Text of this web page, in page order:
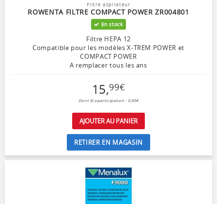
Filtre aspirateur
ROWENTA FILTRE COMPACT POWER ZR004801
En stock
Filtre HEPA 12
Compatible pour les modèles X-TREM POWER et
COMPACT POWER
A remplacer tous les ans
15,99€
Dont Ecoparticipation : 0,90€
AJOUTER AU PANIER
RETIRER EN MAGASIN